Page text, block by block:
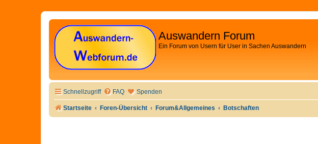
Auswandern Forum
Ein Forum von Usern für User in Sachen Auswandern
Schnellzugriff FAQ Spenden
Startseite Foren-Übersicht Forum&Allgemeines Botschaften